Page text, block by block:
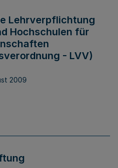
Lehrverpflichtung
Hochschulen für
- LVV)
2009